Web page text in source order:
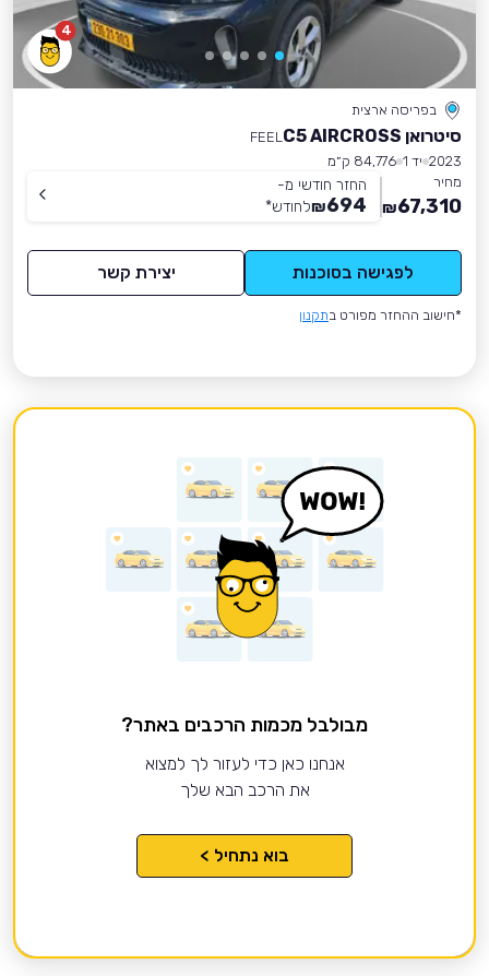
4
בפריסה ארצית
סיטרואן C5 AIRCROSS
FEEL
2023 יד 1
84,776 ק״מ
מחיר
67,310
₪
החזר חודשי מ-
694
₪לחודש*
לפגישה בסוכנות יצירת קשר
*חישוב ההחזר מפורט בתקנון
מבולבל מכמות הרכבים באתר?
אנחנו כאן כדי לעזור לך למצוא
את הרכב הבא שלך
בוא נתחיל >